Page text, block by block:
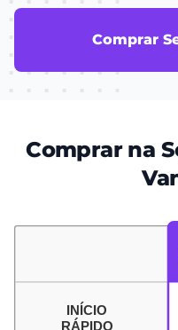
Comprar
Comprar na